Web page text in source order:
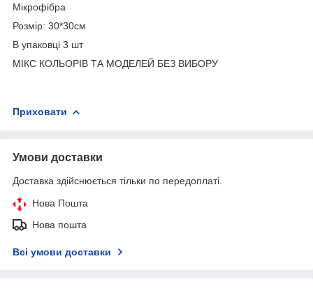
Мікрофібра
Розмір: 30*30см
В упаковці 3 шт
МІКС КОЛЬОРІВ ТА МОДЕЛЕЙ БЕЗ ВИБОРУ
Приховати
Умови доставки
Доставка здійснюється тільки по передоплаті.
Нова Пошта
Нова пошта
Всі умови доставки